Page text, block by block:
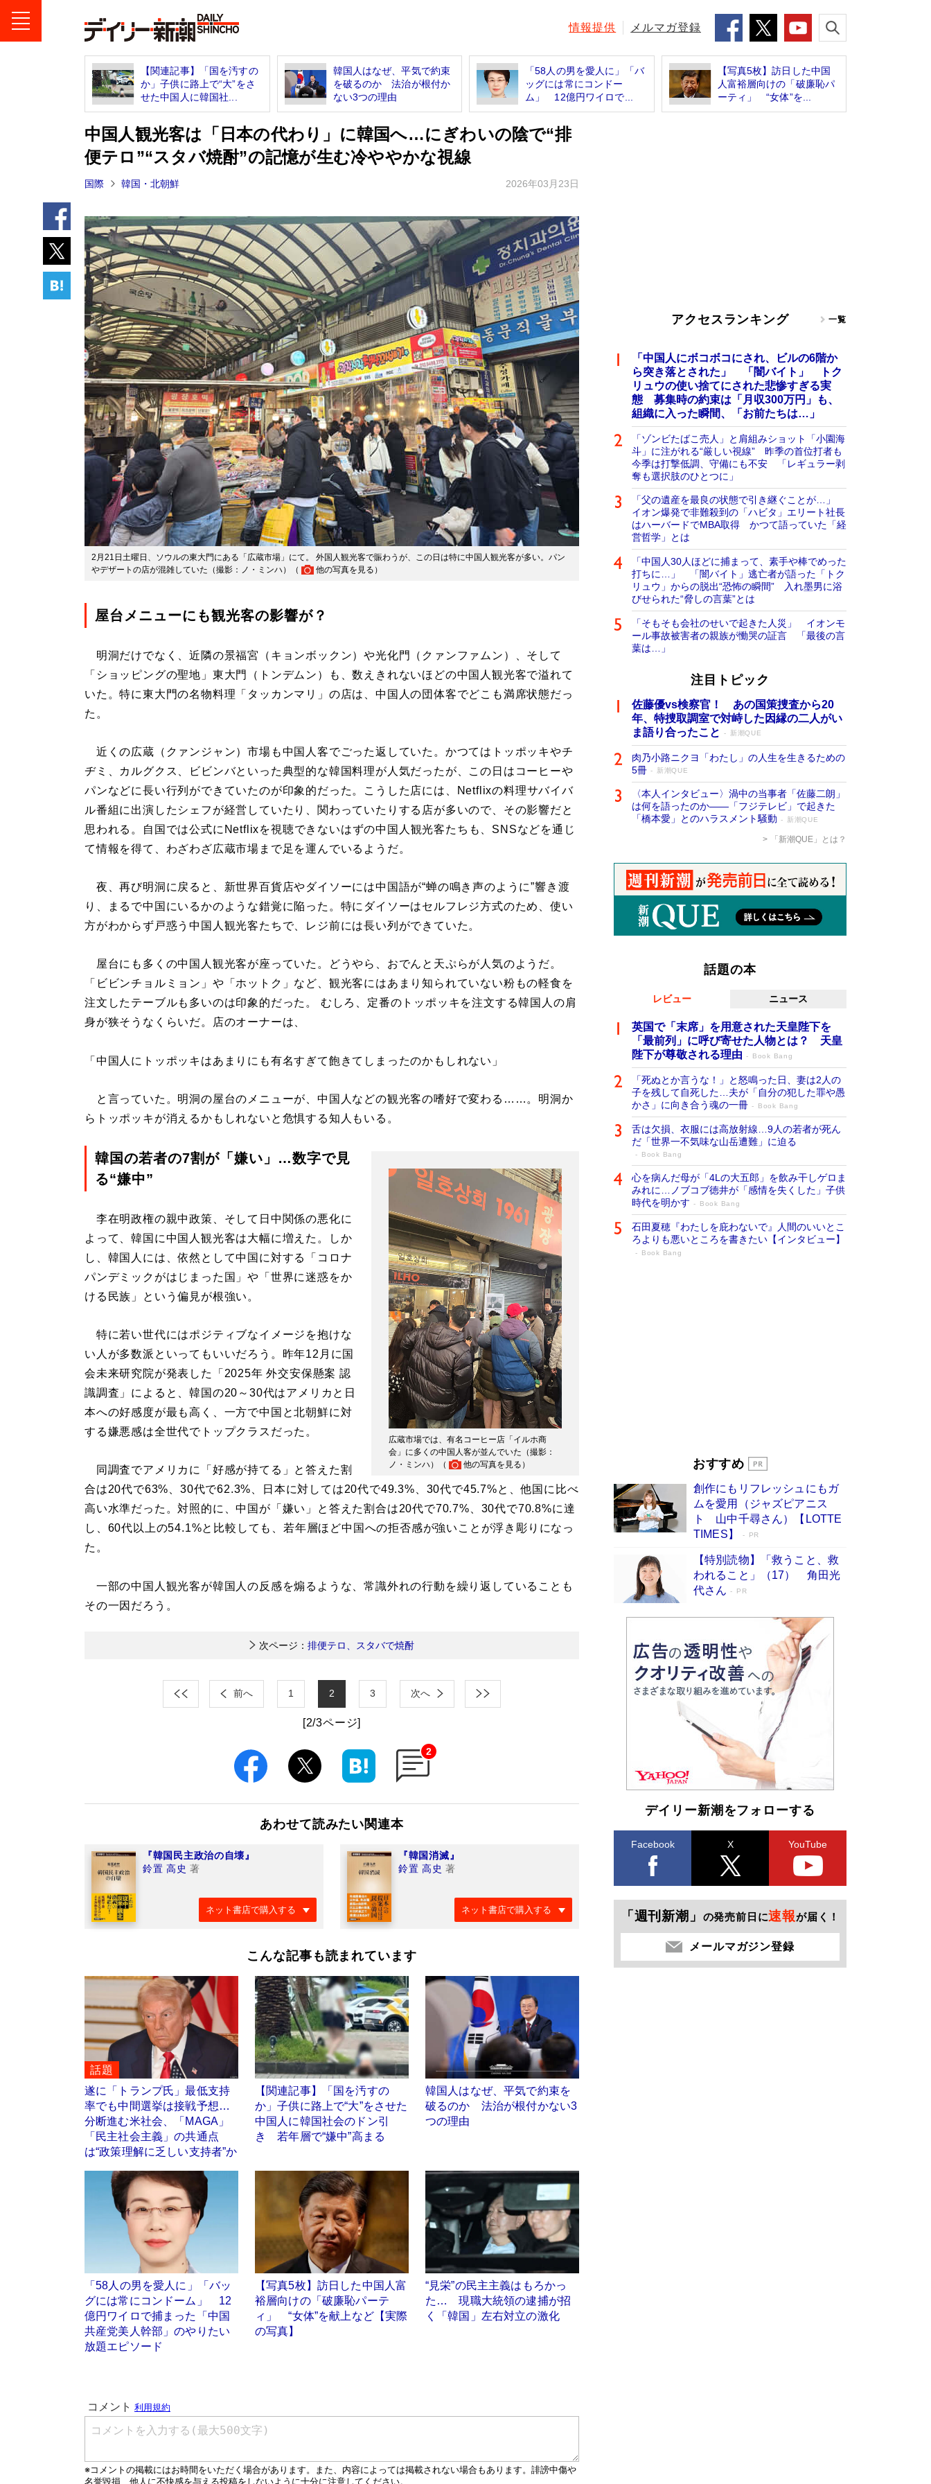
情報提供 メルマガ登録
【関連記事】「国を汚すの
か」子供に路上で“大”をさ
せた中国人に韓国社...
韓国人はなぜ、平気で約束
を破るのか 法治が根付か
ない3つの理由
「58人の男を愛人に」「バ
ッグには常にコンドー
ム」 12億円ワイロで...
【写真5枚】訪日した中国
人富裕層向けの「破廉恥パ
ーティ」 “女体”を...
中国人観光客は「日本の代わり」に韓国へ…にぎわいの陰で“排
便テロ”“スタバ焼酎”の記憶が生む冷ややかな視線
国際 韓国・北朝鮮 2026年03月23日
2月21日土曜日、ソウルの東大門にある「広蔵市場」にて。 外国人観光客で賑わうが、この日は特に中国人観光客が多い。パン
やデザートの店が混雑していた（撮影：ノ・ミンハ）（
他の写真を見る ）
屋台メニューにも観光客の影響が？
明洞だけでなく、近隣の景福宮（キョンボックン）や光化門（クァンファムン）、そして
「ショッピングの聖地」東大門（トンデムン）も、数えきれないほどの中国人観光客で溢れて
いた。特に東大門の名物料理「タッカンマリ」の店は、中国人の団体客でどこも満席状態だっ
た。
近くの広蔵（クァンジャン）市場も中国人客でごった返していた。かつてはトッポッキやチ
ヂミ、カルグクス、ビビンバといった典型的な韓国料理が人気だったが、この日はコーヒーや
パンなどに長い行列ができていたのが印象的だった。こうした店には、Netflixの料理サバイバ
ル番組に出演したシェフが経営していたり、関わっていたりする店が多いので、その影響だと
思われる。自国では公式にNetflixを視聴できないはずの中国人観光客たちも、SNSなどを通じ
て情報を得て、わざわざ広蔵市場まで足を運んでいるようだ。
夜、再び明洞に戻ると、新世界百貨店やダイソーには中国語が“蝉の鳴き声のように”響き渡
り、まるで中国にいるかのような錯覚に陥った。特にダイソーはセルフレジ方式のため、使い
方がわからず戸惑う中国人観光客たちで、レジ前には長い列ができていた。
屋台にも多くの中国人観光客が座っていた。どうやら、おでんと天ぷらが人気のようだ。
「ビビンチョルミョン」や「ホットク」など、観光客にはあまり知られていない粉もの軽食を
注文したテーブルも多いのは印象的だった。 むしろ、定番のトッポッキを注文する韓国人の肩
身が狭そうなくらいだ。店のオーナーは、
「中国人にトッポッキはあまりにも有名すぎて飽きてしまったのかもしれない」
と言っていた。明洞の屋台のメニューが、中国人などの観光客の嗜好で変わる……。明洞か
らトッポッキが消えるかもしれないと危惧する知人もいる。
広蔵市場では、有名コーヒー店「イルホ商
会」に多くの中国人客が並んでいた（撮影：
ノ・ミンハ）（
他の写真を見る ）
韓国の若者の7割が「嫌い」…数字で見
る“嫌中”
李在明政権の親中政策、そして日中関係の悪化に
よって、韓国に中国人観光客は大幅に増えた。しか
し、韓国人には、依然として中国に対する「コロナ
パンデミックがはじまった国」や「世界に迷惑をか
ける民族」という偏見が根強い。
特に若い世代にはポジティブなイメージを抱けな
い人が多数派といってもいいだろう。昨年12月に国
会未来研究院が発表した「2025年 外交安保懸案 認
識調査」によると、韓国の20～30代はアメリカと日
本への好感度が最も高く、一方で中国と北朝鮮に対
する嫌悪感は全世代でトップクラスだった。
同調査でアメリカに「好感が持てる」と答えた割
合は20代で63%、30代で62.3%、日本に対しては20代で49.3%、30代で45.7%と、他国に比べ
高い水準だった。対照的に、中国が「嫌い」と答えた割合は20代で70.7%、30代で70.8%に達
し、60代以上の54.1%と比較しても、若年層ほど中国への拒否感が強いことが浮き彫りになっ
た。
一部の中国人観光客が韓国人の反感を煽るような、常識外れの行動を繰り返していることも
その一因だろう。
次ページ： 排便テロ、スタバで焼酎
前へ 1 2 3 次へ
[2/3ページ]
2
あわせて読みたい関連本
『韓国民主政治の自壊』
鈴置 高史 著
ネット書店で購入する
『韓国消滅』
鈴置 高史 著
ネット書店で購入する
こんな記事も読まれています
話題
遂に「トランプ氏」最低支持
率でも中間選挙は接戦予想…
分断進む米社会、「MAGA」
「民主社会主義」の共通点
は“政策理解に乏しい支持者”か
【関連記事】「国を汚すの
か」子供に路上で“大”をさせた
中国人に韓国社会のドン引
き 若年層で“嫌中”高まる
韓国人はなぜ、平気で約束を
破るのか 法治が根付かない3
つの理由
「58人の男を愛人に」「バッ
グには常にコンドーム」 12
億円ワイロで捕まった「中国
共産党美人幹部」のやりたい
放題エピソード
【写真5枚】訪日した中国人富
裕層向けの「破廉恥パーテ
ィ」 “女体”を献上など【実際
の写真】
“見栄”の民主主義はもろかっ
た… 現職大統領の逮捕が招
く「韓国」左右対立の激化
アクセスランキング 一覧
「中国人にボコボコにされ、ビルの6階か
ら突き落とされた」 「闇バイト」 トク
リュウの使い捨てにされた悲惨すぎる実
態 募集時の約束は「月収300万円」も、
組織に入った瞬間、「お前たちは…」
「ゾンビたばこ売人」と肩組みショット「小園海
斗」に注がれる“厳しい視線” 昨季の首位打者も
今季は打撃低調、守備にも不安 「レギュラー剥
奪も選択肢のひとつに」
「父の遺産を最良の状態で引き継ぐことが…」
イオン爆発で非難殺到の「ハビタ」エリート社長
はハーバードでMBA取得 かつて語っていた「経
営哲学」とは
「中国人30人ほどに捕まって、素手や棒でめった
打ちに…」 「闇バイト」逃亡者が語った「トク
リュウ」からの脱出“恐怖の瞬間” 入れ墨男に浴
びせられた“脅しの言葉”とは
「そもそも会社のせいで起きた人災」 イオンモ
ール事故被害者の親族が慟哭の証言 「最後の言
葉は…」
注目トピック
佐藤優vs検察官！ あの国策捜査から20
年、特捜取調室で対峙した因縁の二人がい
ま語り合ったこと
新潮QUE
肉乃小路ニクヨ「わたし」の人生を生きるための
5冊
新潮QUE
〈本人インタビュー〉渦中の当事者「佐藤二朗」
は何を語ったのか――「フジテレビ」で起きた
「橋本愛」とのハラスメント騒動
新潮QUE
「新潮QUE」とは？
話題の本
レビュー ニュース
英国で「末席」を用意された天皇陛下を
「最前列」に呼び寄せた人物とは？ 天皇
陛下が尊敬される理由
Book Bang
「死ぬとか言うな！」と怒鳴った日、妻は2人の
子を残して自死した…夫が「自分の犯した罪や愚
かさ」に向き合う魂の一冊
Book Bang
舌は欠損、衣服には高放射線…9人の若者が死ん
だ「世界一不気味な山岳遭難」に迫る
Book Bang
心を病んだ母が「4Lの大五郎」を飲み干しゲロま
みれに…ノブコブ徳井が「感情を失くした」子供
時代を明かす
Book Bang
石田夏穂『わたしを庇わないで』人間のいいとこ
ろよりも悪いところを書きたい【インタビュー】
Book Bang
和田秀樹の70代、80代向け新書がベスト3を独
占 上半期1位にも選出［新書ベストセラー］
Book Bang
おすすめ
創作にもリフレッシュにもガ
ムを愛用（ジャズピアニス
ト 山中千尋さん）【LOTTE
TIMES】
PR
【特別読物】「救うこと、救
われること」（17） 角田光
代さん
PR
デイリー新潮をフォローする
Facebook X YouTube
「週刊新潮」 の発売前日に速報が届く！
メールマガジン登録